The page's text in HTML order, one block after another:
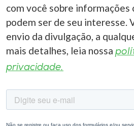
com você sobre informações
podem ser de seu interesse.
envio da divulgação, a
mais detalhes, leia nossa
privacidade.